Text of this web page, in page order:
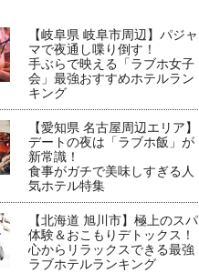
【岐阜県 岐阜市周辺】パジャ
マで夜通し喋り倒す！
手ぶらで映える「ラブホ女子
会」最強おすすめホテルラン
キング
【愛知県 名古屋周辺エリア】
デートの夜は「ラブホ飯」が
新常識！
食事がガチで美味しすぎる人
気ホテル特集
【北海道 旭川市】極上のスパ
体験＆おこもりデトックス！
心からリラックスできる最強
ラブホテルランキング